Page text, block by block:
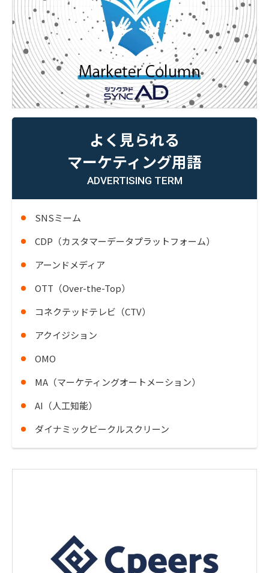
よく見られる
マーケティング用語
ADVERTISING TERM
SNSミーム
CDP（カスタマーデータプラットフォーム）
アーンドメディア
OTT（Over-the-Top）
コネクテッドテレビ（CTV）
アクイジション
OMO
MA（マーケティングオートメーション）
AI（人工知能）
ダイナミックビークルスクリーン